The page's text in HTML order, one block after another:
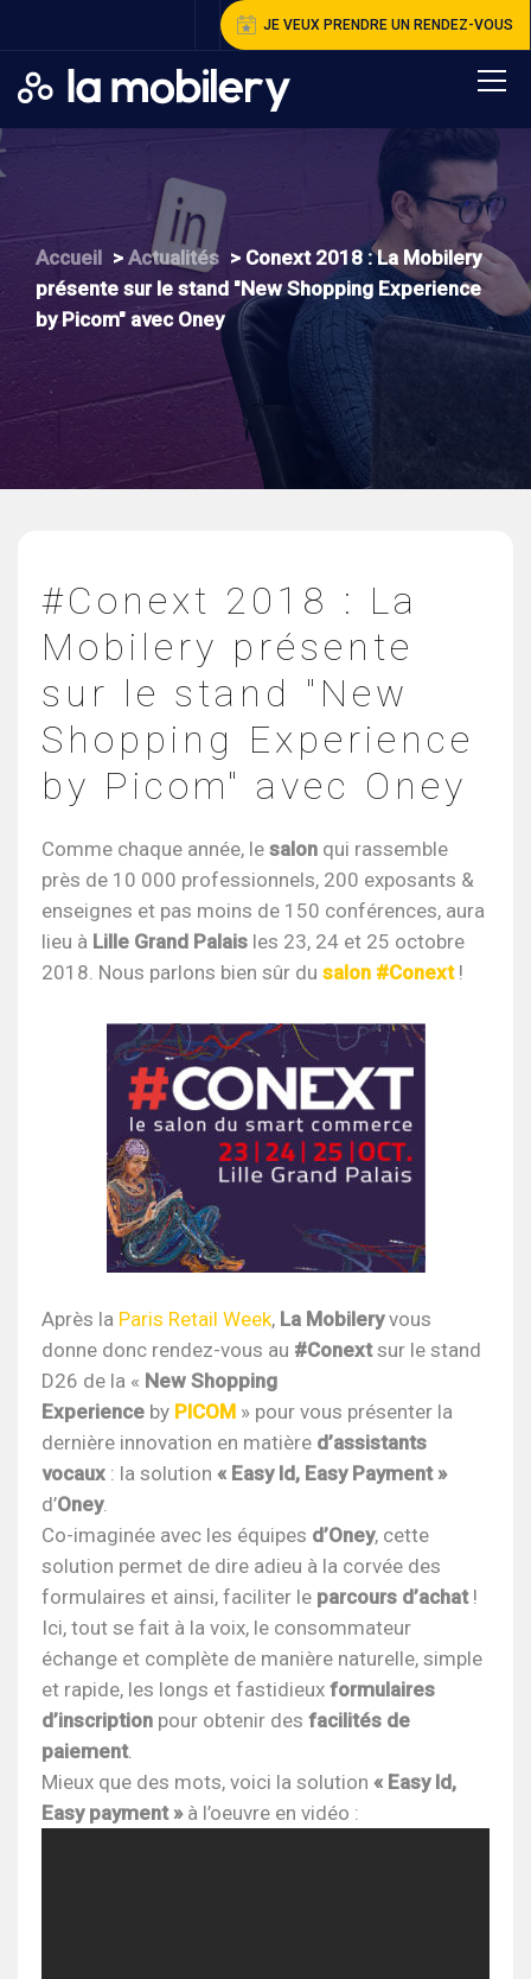
JE VEUX PRENDRE UN RENDEZ-VOUS
Accueil > Actualités > Conext 2018 : La Mobilery
présente sur le stand "New Shopping Experience
by Picom" avec Oney
#Conext 2018 : La
Mobilery présente
sur le stand "New
Shopping Experience
by Picom" avec Oney
Comme chaque année, le salon qui rassemble
près de 10 000 professionnels, 200 exposants &
enseignes et pas moins de 150 conférences, aura
lieu à Lille Grand Palais les 23, 24 et 25 octobre
2018. Nous parlons bien sûr du salon #Conext!
Après la Paris Retail Week, La Mobileryvous
donne donc rendez-vous au #Conextsur le stand
D26 de la « New Shopping
Experience by PICOM » pour vous présenter la
dernière innovation en matière d’assistants
vocaux : la solution « Easy Id, Easy Payment »
d’Oney.
Co-imaginée avec les équipes d’Oney, cette
solution permet de dire adieu à la corvée des
formulaires et ainsi, faciliter le parcours d’achat!
Ici, tout se fait à la voix, le consommateur
échange et complète de manière naturelle, simple
et rapide, les longs et fastidieux formulaires
d’inscription pour obtenir des facilités de
paiement.
Mieux que des mots, voici la solution « Easy Id,
Easy payment »à l’oeuvre en vidéo :